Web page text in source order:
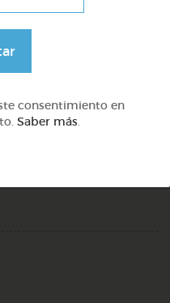
consentimiento en
Saber más.